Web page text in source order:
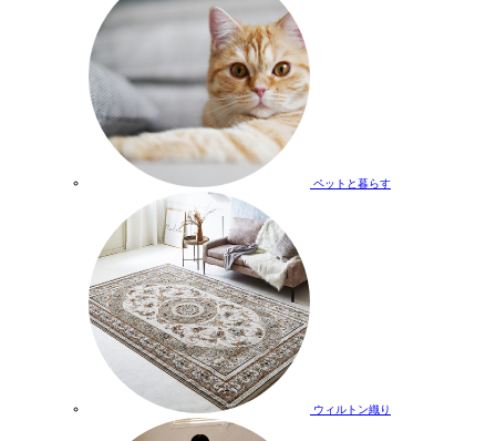
ペットと暮らす
ウィルトン織り